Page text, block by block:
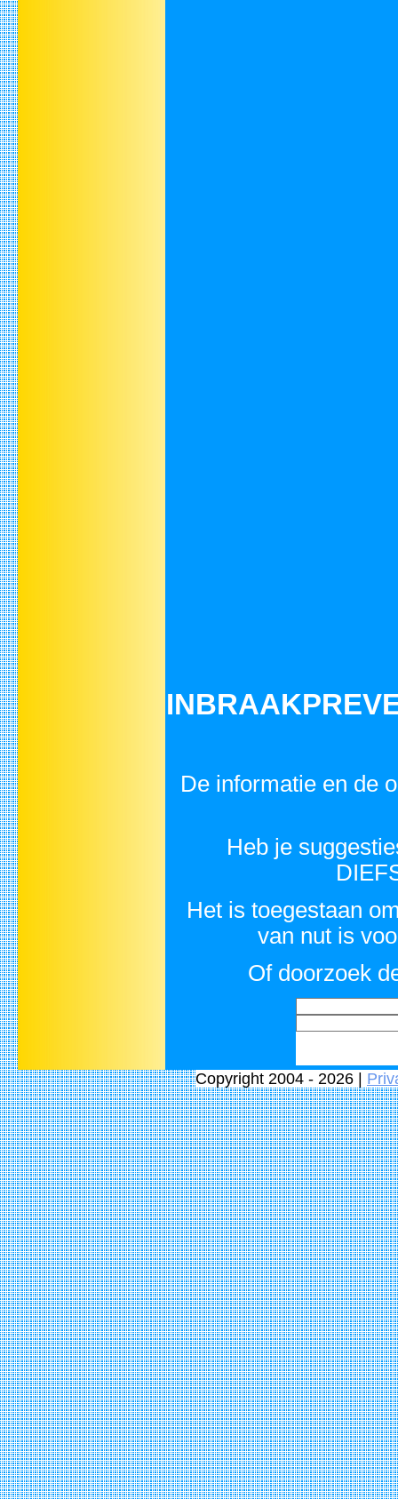
De informatie en de
Heb je
Het is toegestaan
van nut is
Of doorzoek
Copyright 2004 - 2026 |